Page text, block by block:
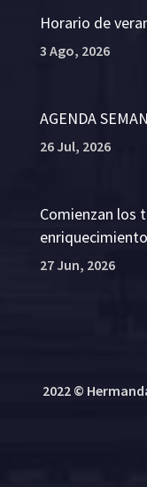
Horario de
3 Ago, 2026
AGENDA
26 Jul, 2026
Comienzan los
27 Jun, 2026
2022 ©